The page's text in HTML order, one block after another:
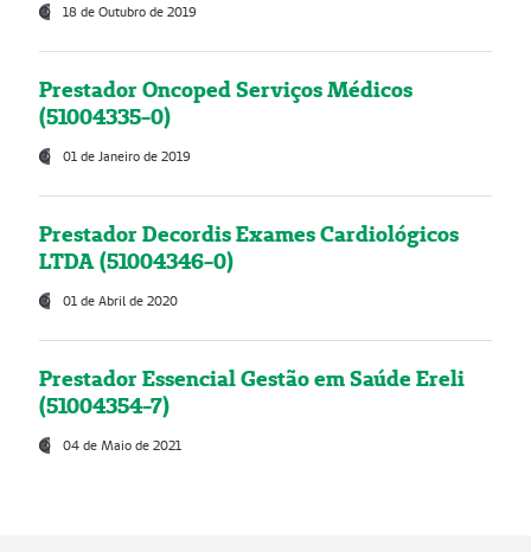
18 de Outubro de 2019
Prestador Oncoped Serviços Médicos
(51004335-0)
01 de Janeiro de 2019
Prestador Decordis Exames Cardiológicos
LTDA (51004346-0)
01 de Abril de 2020
Prestador Essencial Gestão em Saúde Ereli
(51004354-7)
04 de Maio de 2021